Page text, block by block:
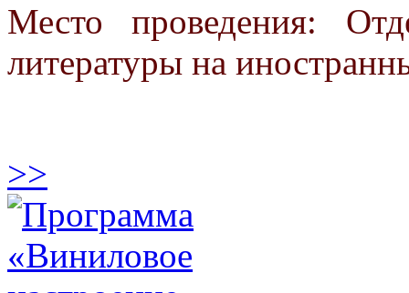
Место проведения:
литературы на
>>